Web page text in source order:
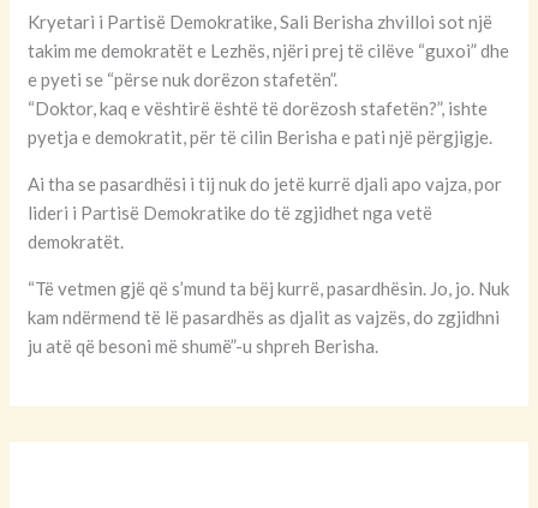
Kryetari i Partisë Demokratike, Sali Berisha zhvilloi sot një
takim me demokratët e Lezhës, njëri prej të cilëve “guxoi” dhe
e pyeti se “përse nuk dorëzon stafetën”.
“Doktor, kaq e vështirë është të dorëzosh stafetën?”, ishte
pyetja e demokratit, për të cilin Berisha e pati një përgjigje.
Ai tha se pasardhësi i tij nuk do jetë kurrë djali apo vajza, por
lideri i Partisë Demokratike do të zgjidhet nga vetë
demokratët.
“Të vetmen gjë që s’mund ta bëj kurrë, pasardhësin. Jo, jo. Nuk
kam ndërmend të lë pasardhës as djalit as vajzës, do zgjidhni
ju atë që besoni më shumë”-u shpreh Berisha.